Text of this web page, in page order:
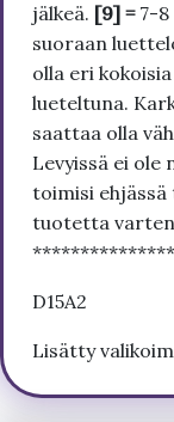
jälkeä. [9] = 7-
suoraan
olla eri
lueteltuna.
saattaa olla
Levyissä ei ole
toimisi
tuotetta
D15A2
Lisätty